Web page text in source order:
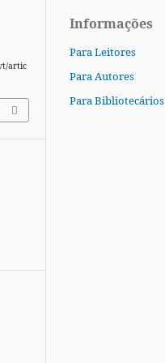
artic
Informações
Para Leitores
Para Autores
Para Bibliotecários